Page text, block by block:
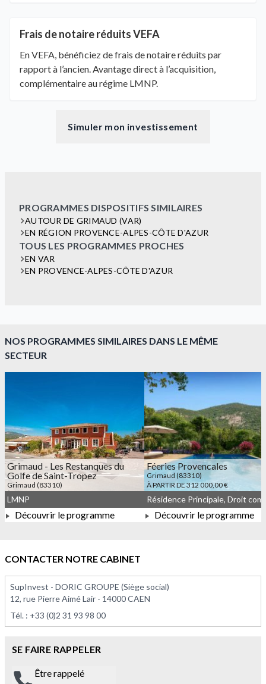
Frais de notaire réduits VEFA
En VEFA, bénéficiez de frais de notaire réduits par
rapport à l’ancien. Avantage direct à l’acquisition,
complémentaire au régime LMNP.
Simuler mon investissement
PROGRAMMES DISPOSITIFS SIMILAIRES
AUTOUR DE GRIMAUD (VAR)
EN RÉGION PROVENCE-ALPES-CÔTE D'AZUR
TOUS LES PROGRAMMES PROCHES
EN VAR
EN PROVENCE-ALPES-CÔTE D'AZUR
NOS PROGRAMMES SIMILAIRES DANS LE MÊME
SECTEUR
Grimaud - Les Restanques du
Golfe de Saint-Tropez
Grimaud (83310)
À PARTIR DE 129 079,00 €
LMNP
Découvrir le programme
Féeries Provencales
Grimaud (83310)
À PARTIR DE 312 000,00 €
Découvrir le programme
CONTACTER NOTRE CABINET
SupInvest - DORIC GROUPE (Siège social)
12, rue Pierre Aimé Lair - 14000 CAEN
Tél. : +33 (0)2 31 93 98 00
SE FAIRE RAPPELER
Être rappelé